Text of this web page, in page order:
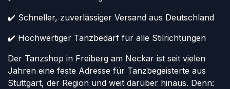
✔️ Schneller, zuverlässiger Versand aus Deutschland
✔️ Hochwertiger Tanzbedarf für alle Stilrichtungen
Der Tanzshop in Freiberg am Neckar ist seit vielen
Jahren eine feste Adresse für Tanzbegeisterte aus
Stuttgart, der Region und weit darüber hinaus. Denn: